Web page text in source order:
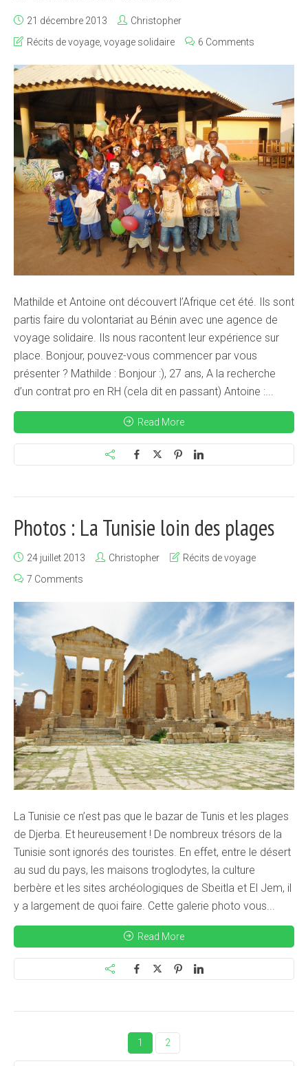
21 décembre 2013
Christopher
Récits de voyage, voyage solidaire 6 Comments
Mathilde et Antoine ont découvert l’Afrique cet été. Ils sont
partis faire du volontariat au Bénin avec une agence de
voyage solidaire. Ils nous racontent leur expérience sur
place. Bonjour, pouvez-vous commencer par vous
présenter ? Mathilde : Bonjour :), 27 ans, A la recherche
d’un contrat pro en RH (cela dit en passant) Antoine :...
Read More
Photos : La Tunisie loin des plages
24 juillet 2013 Christopher
Récits de voyage
7 Comments
La Tunisie ce n’est pas que le bazar de Tunis et les plages
de Djerba. Et heureusement ! De nombreux trésors de la
Tunisie sont ignorés des touristes. En effet, entre le désert
au sud du pays, les maisons troglodytes, la culture
berbère et les sites archéologiques de Sbeitla et El Jem, il
y a largement de quoi faire. Cette galerie photo vous...
Read More
1 2